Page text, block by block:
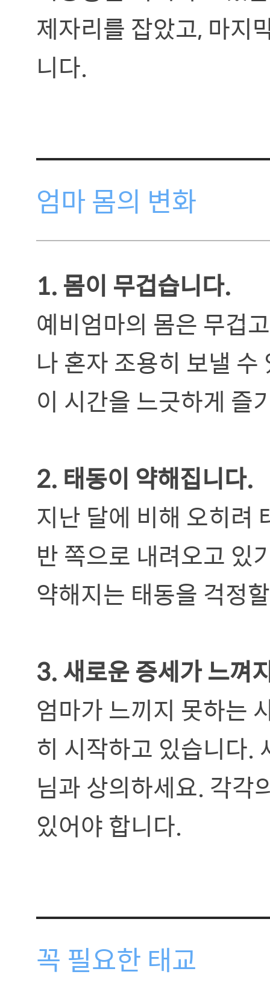
제자리를 잡았고, 마지
니다.
엄마 몸의 변화
1. 몸이 무겁습니다.
예비엄마의 몸은 무겁
나 혼자 조용히 보낼
이 시간을 느긋하게 즐
2. 태동이 약해집니다.
지난 달에 비해 오히려
반 쪽으로 내려오고 있
약해지는 태동을 걱정
3. 새로운 증세가 느껴
엄마가 느끼지 못하는
히 시작하고 있습니다.
님과 상의하세요. 각각
있어야 합니다.
꼭 필요한 태교